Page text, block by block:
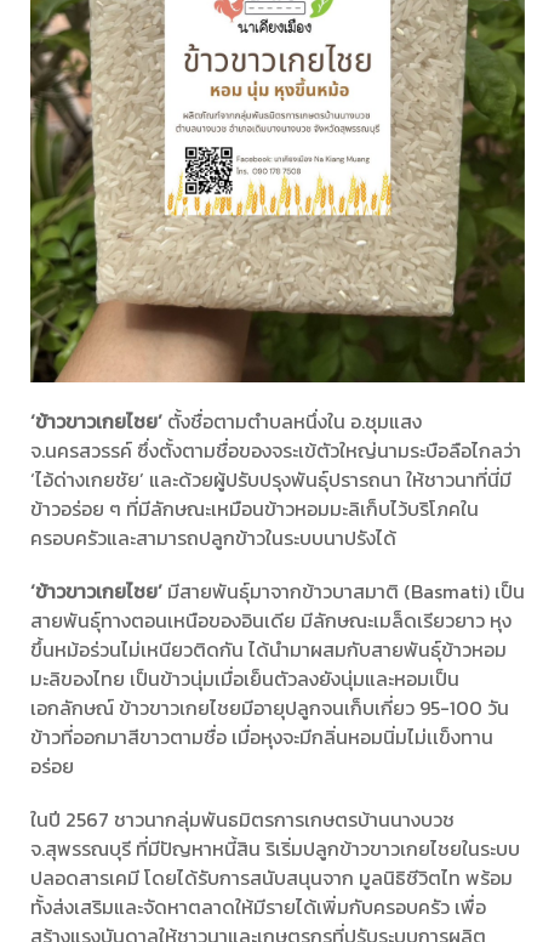
‘ข้าวขาวเกยไชย’ ตั้งชื่อตามตำบลหนึ่งใน อ.ชุมแสง
จ.นครสวรรค์ ซึ่งตั้งตามชื่อของจระเข้ตัวใหญ่นามระบือลือไกลว่า
‘ไอ้ด่างเกยชัย’ และด้วยผู้ปรับปรุงพันธุ์ปรารถนา ให้ชาวนาที่นี่มี
ข้าวอร่อย ๆ ที่มีลักษณะเหมือนข้าวหอมมะลิเก็บไว้บริโภคใน
ครอบครัวและสามารถปลูกข้าวในระบบนาปรังได้
‘ข้าวขาวเกยไชย’ มีสายพันธุ์มาจากข้าวบาสมาติ (Basmati) เป็น
สายพันธุ์ทางตอนเหนือของอินเดีย มีลักษณะเมล็ดเรียวยาว หุง
ขึ้นหม้อร่วนไม่เหนียวติดกัน ได้นำมาผสมกับสายพันธุ์ข้าวหอม
มะลิของไทย เป็นข้าวนุ่มเมื่อเย็นตัวลงยังนุ่มและหอมเป็น
เอกลักษณ์ ข้าวขาวเกยไชยมีอายุปลูกจนเก็บเกี่ยว 95-100 วัน
ข้าวที่ออกมาสีขาวตามชื่อ เมื่อหุงจะมีกลิ่นหอมนิ่มไม่เเข็งทาน
อร่อย
ในปี 2567 ชาวนากลุ่มพันธมิตรการเกษตรบ้านนางบวช
จ.สุพรรณบุรี ที่มีปัญหาหนี้สิน ริเริ่มปลูกข้าวขาวเกยไชยในระบบ
ปลอดสารเคมี โดยได้รับการสนับสนุนจาก มูลนิธิชีวิตไท พร้อม
ทั้งส่งเสริมและจัดหาตลาดให้มีรายได้เพิ่มกับครอบครัว เพื่อ
สร้างแรงบันดาลให้ชาวนาและเกษตรกรที่ปรับระบบการผลิต